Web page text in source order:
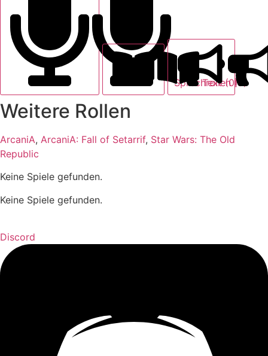
Sprechrollen (3)
Text (0)
Weitere Rollen
ArcaniA, ArcaniA: Fall of Setarrif, Star Wars: The Old
Republic
Keine Spiele gefunden.
Keine Spiele gefunden.
Discord